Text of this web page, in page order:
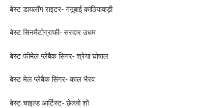
बेस्ट डायलॉग राइटर- गंगूबाई काठियावाड़ी
बेस्ट सिनमैटोग्राफी- सरदार उधम
बेस्ट फीमेल प्लेबैक सिंगर- श्रेया घोषाल
बेस्ट मेल प्लेबैक सिंगर- काल भैरव
बेस्ट चाइल्ड आर्टिस्ट- छेल्लो शो